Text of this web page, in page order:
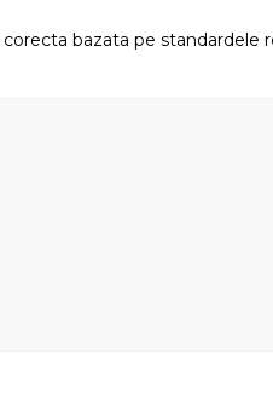
bazata pe standardele